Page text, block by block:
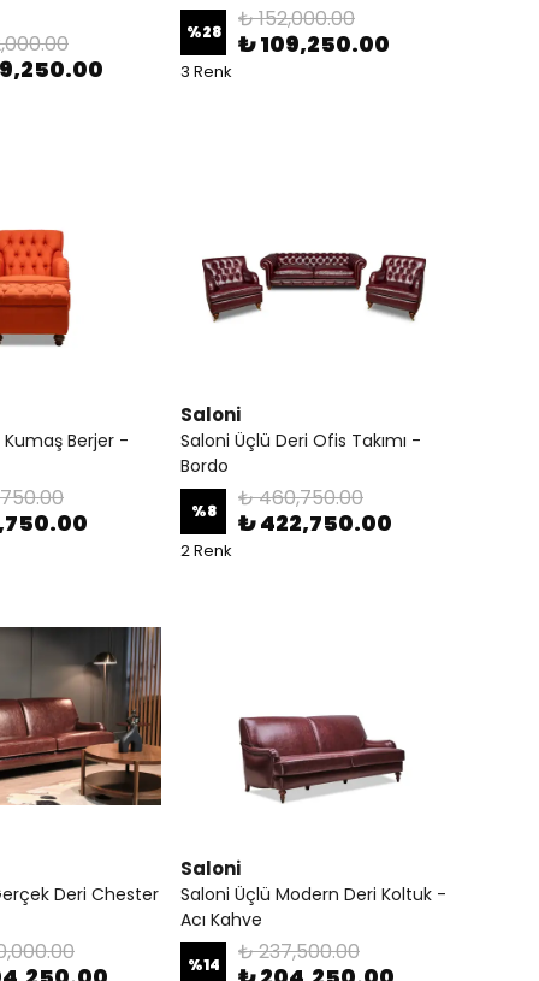
%28 ₺ 152,000.00
₺ 109,250.00
3 Renk
Kumaş Berjer -
Saloni
Saloni Üçlü Deri Ofis Takımı -
Bordo
%8 ₺ 460,750.00
₺ 422,750.00
2 Renk
Deri Chester
Saloni
Saloni Üçlü Modern Deri Koltuk -
Acı Kahve
%14 ₺ 237,500.00